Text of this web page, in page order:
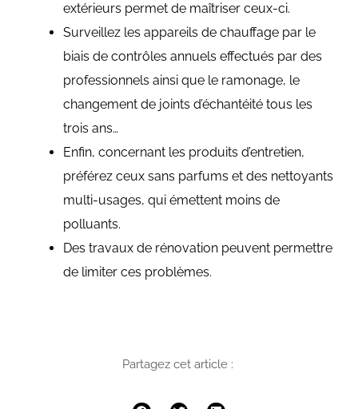
extérieurs permet de maîtriser ceux-ci.
Surveillez les appareils de chauffage par le
biais de contrôles annuels effectués par des
professionnels ainsi que le ramonage, le
changement de joints d’échantéité tous les
trois ans…
Enfin, concernant les produits d’entretien,
préférez ceux sans parfums et des nettoyants
multi-usages, qui émettent moins de
polluants.
Des travaux de rénovation peuvent permettre
de limiter ces problèmes.
Partagez cet article :